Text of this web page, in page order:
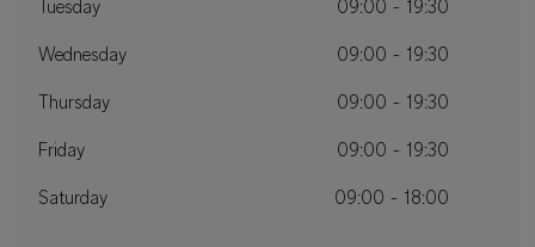
Tuesday 09:00 - 19:30
Wednesday 09:00 - 19:30
Thursday 09:00 - 19:30
Friday 09:00 - 19:30
Saturday 09:00 - 18:00